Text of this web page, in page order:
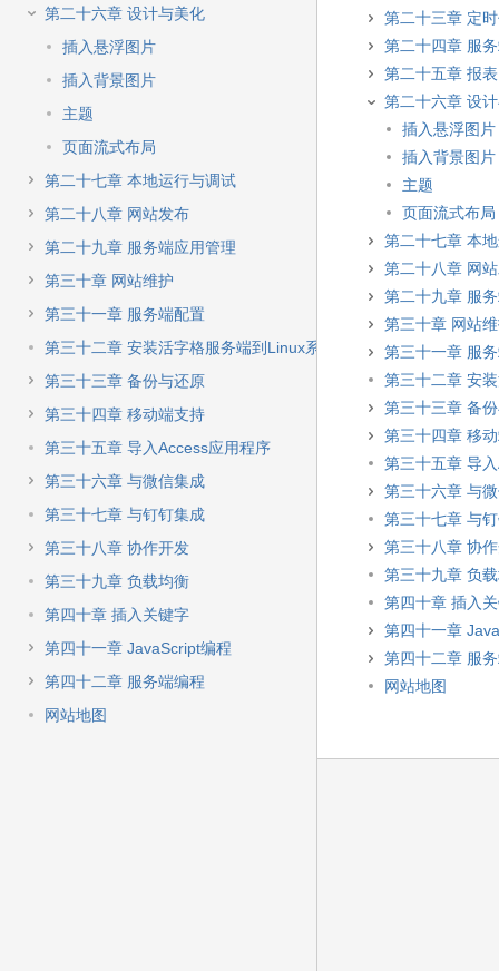
第二十六章 设计与美化
插入悬浮图片
插入背景图片
主题
页面流式布局
第二十七章 本地运行与调试
第二十八章 网站发布
第二十九章 服务端应用管理
第三十章 网站维护
第三十一章 服务端配置
第三十二章 安装活字格服务端到Linux系统
第三十三章 备份与还原
第三十四章 移动端支持
第三十五章 导入Access应用程序
第三十六章 与微信集成
第三十七章 与钉钉集成
第三十八章 协作开发
第三十九章 负载均衡
第四十章 插入关键字
第四十一章 JavaScript编程
第四十二章 服务端编程
网站地图
第二十三章 定
第二十四章 服
第二十五章 报表
第二十六章 设
插入悬浮图片
插入背景图片
主题
页面流式布局
第二十七章 本
第二十八章 网
第二十九章 服
第三十章 网站
第三十一章 服
第三十二章 安
第三十三章 备
第三十四章 移
第三十五章 导
第三十六章 与
第三十七章 与
第三十八章 协
第三十九章 负
第四十章 插入
第四十一章
第四十二章 服
网站地图